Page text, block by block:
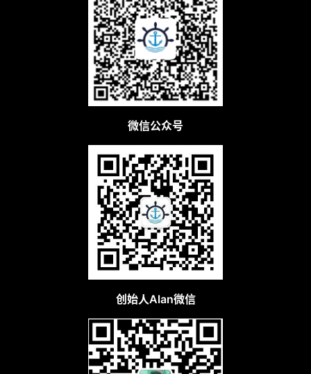
独立站冷启动/亚马逊口罩广
告投不了？用Shareasale联
盟推吧！|出海笔记
2021年8月6日
facebook广告专有名词入坑
备忘丨出海笔记
Alan船长
跨境推广运营，上出海笔记
关于出海笔记
出海笔记专注跨境电商自建站推广运营和D2C品牌出海社群，分享
广告投放，红人营销，内容营销，SEO，自动化营销，大数据营销
等出海一线负责人实战干货，跨境电商流量操盘手交流集中地，垂
直的出海推广和运营学习交流平台。
加入出海笔记VIP Club